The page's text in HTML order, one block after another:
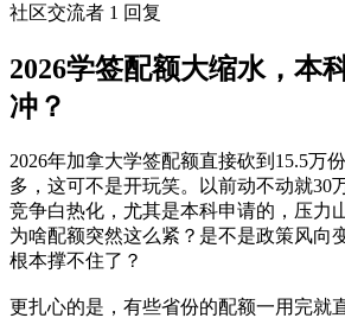
社区交流者 1 回复
2026学签配额大缩水，本
冲？
2026年加拿大学签配额直接砍到15.5万
多，这可不是开玩笑。以前动不动就30
竞争白热化，尤其是本科申请的，压力
为啥配额突然这么紧？是不是政策风向
根本撑不住了？
更扎心的是，有些省份的配额一用完就